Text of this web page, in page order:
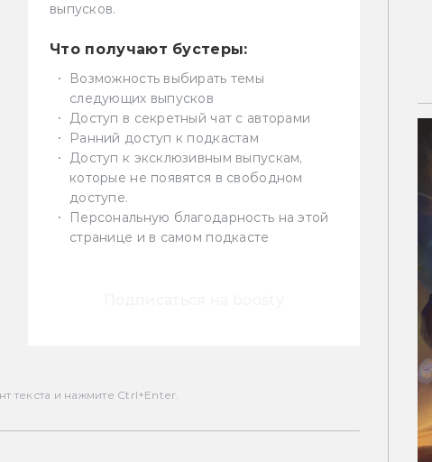
выпусков.
Что получают бустеры:
Возможность выбирать темы
следующих выпусков
Доступ в секретный чат с авторами
Ранний доступ к подкастам
Доступ к эксклюзивным выпускам,
которые не появятся в свободном
доступе.
Персональную благодарность на этой
странице и в самом подкасте
текста и нажмите Ctrl+Enter.